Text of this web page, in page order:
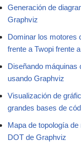
Generación de
Graphviz
Dominar los motores
frente a Twopi frente
Diseñando máquinas
usando Graphviz
Visualización de
grandes bases de
Mapa de topología
DOT de Graphviz